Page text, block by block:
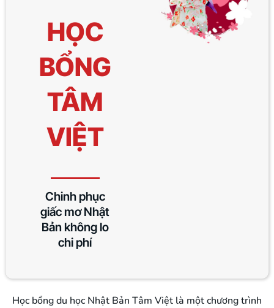
HỌC
BỔNG
TÂM
VIỆT
Chinh phục
giấc mơ Nhật
Bản không lo
chi phí
Học bổng du học Nhật Bản Tâm Việt là một chương trình